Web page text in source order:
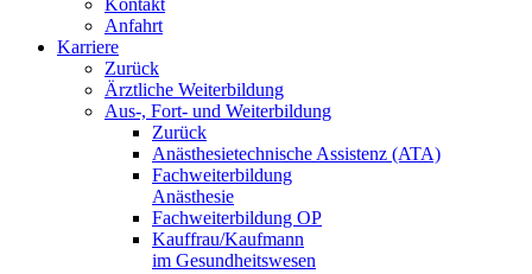
Kontakt
Anfahrt
Karriere
Zurück
Ärztliche Weiterbildung
Aus-, Fort- und Weiterbildung
Zurück
Anästhesietechnische Assistenz (ATA)
Fachweiterbildung
Anästhesie
Fachweiterbildung OP
Kauffrau/Kaufmann
im Gesundheitswesen